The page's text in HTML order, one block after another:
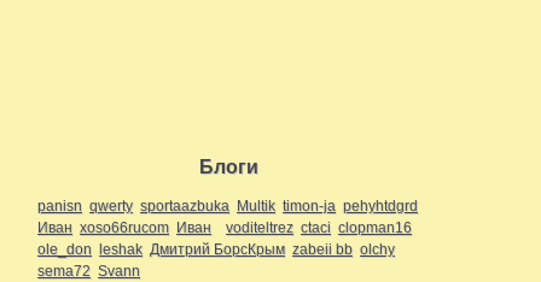
Блоги
panisn qwerty sportaazbuka Multik timon-ja pehyhtdgrd
Иван xoso66rucom Иван voditeltrez ctaci clopman16
ole_don leshak Дмитрий БорсКрым zabeii bb olchy
sema72 Svann